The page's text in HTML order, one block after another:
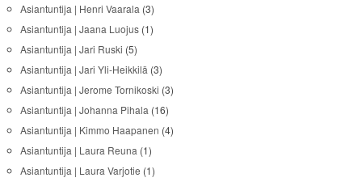
Asiantuntija | Henri Vaarala (3)
Asiantuntija | Jaana Luojus(1)
Asiantuntija | Jari Ruski (5)
Asiantuntija | Jari Yli-Heikkilä (3)
Asiantuntija | Jerome Tornikoski (3)
Asiantuntija | Johanna Pihala (16)
Asiantuntija | Kimmo Haapanen (4)
Asiantuntija | Laura Reuna (1)
Asiantuntija | Laura Varjotie (1)